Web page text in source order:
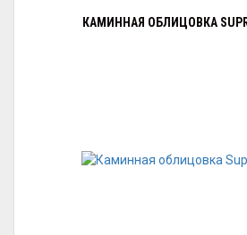
КАМИННАЯ ОБЛИЦОВКА